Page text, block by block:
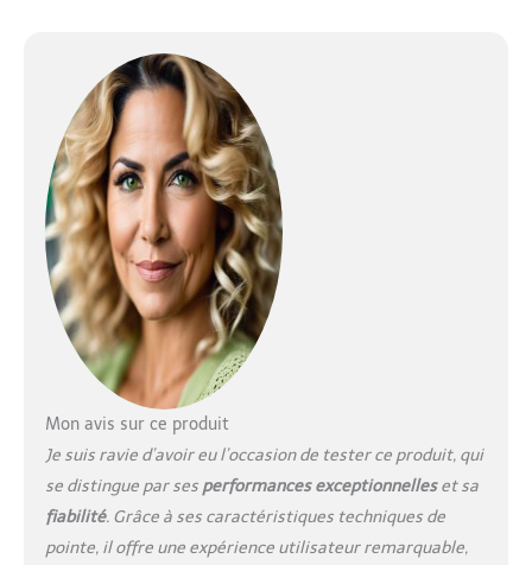
Mon avis sur ce produit
Je suis ravie d’avoir eu l’occasion de tester ce produit, qui
se distingue par ses performances exceptionnelleset sa
fiabilité. Grâce à ses caractéristiques techniques de
pointe, il offre une expérience utilisateur remarquable,